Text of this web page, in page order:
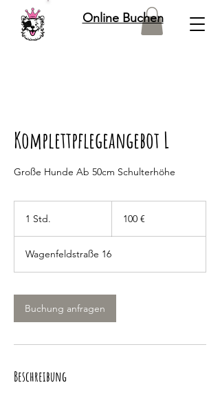
Online Buchen
Komplettpflegeangebot L
Große Hunde Ab 50cm Schulterhöhe
1 Std.
d
100 €
Wagenfeldstraße 16
Buchung anfragen
Beschreibung